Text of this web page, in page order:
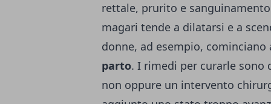
rettale, prurito e
magari tende a dilatarsi e a
donne, ad esempio, cominciano
parto. I rimedi per curarle sono
non oppure un intervento